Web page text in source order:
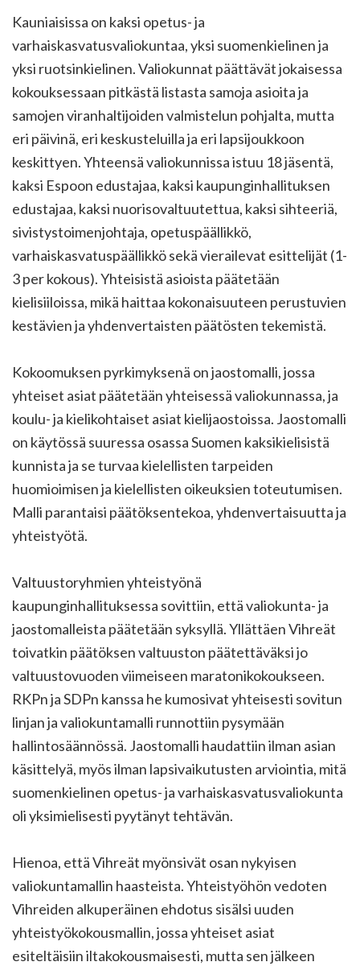
Kauniaisissa on kaksi opetus- ja
varhaiskasvatusvaliokuntaa, yksi suomenkielinen ja
yksi ruotsinkielinen. Valiokunnat päättävät jokaisessa
kokouksessaan pitkästä listasta samoja asioita ja
samojen viranhaltijoiden valmistelun pohjalta, mutta
eri päivinä, eri keskusteluilla ja eri lapsijoukkoon
keskittyen. Yhteensä valiokunnissa istuu 18 jäsentä,
kaksi Espoon edustajaa, kaksi kaupunginhallituksen
edustajaa, kaksi nuorisovaltuutettua, kaksi sihteeriä,
sivistystoimenjohtaja, opetuspäällikkö,
varhaiskasvatuspäällikkö sekä vierailevat esittelijät (1-
3 per kokous). Yhteisistä asioista päätetään
kielisiiloissa, mikä haittaa kokonaisuuteen perustuvien
kestävien ja yhdenvertaisten päätösten tekemistä.
Kokoomuksen pyrkimyksenä on jaostomalli, jossa
yhteiset asiat päätetään yhteisessä valiokunnassa, ja
koulu- ja kielikohtaiset asiat kielijaostoissa. Jaostomalli
on käytössä suuressa osassa Suomen kaksikielisistä
kunnista ja se turvaa kielellisten tarpeiden
huomioimisen ja kielellisten oikeuksien toteutumisen.
Malli parantaisi päätöksentekoa, yhdenvertaisuutta ja
yhteistyötä.
Valtuustoryhmien yhteistyönä
kaupunginhallituksessa sovittiin, että valiokunta- ja
jaostomalleista päätetään syksyllä. Yllättäen Vihreät
toivatkin päätöksen valtuuston päätettäväksi jo
valtuustovuoden viimeiseen maratonikokoukseen.
RKPn ja SDPn kanssa he kumosivat yhteisesti sovitun
linjan ja valiokuntamalli runnottiin pysymään
hallintosäännössä. Jaostomalli haudattiin ilman asian
käsittelyä, myös ilman lapsivaikutusten arviointia, mitä
suomenkielinen opetus- ja varhaiskasvatusvaliokunta
oli yksimielisesti pyytänyt tehtävän.
Hienoa, että Vihreät myönsivät osan nykyisen
valiokuntamallin haasteista. Yhteistyöhön vedoten
Vihreiden alkuperäinen ehdotus sisälsi uuden
yhteistyökokousmallin, jossa yhteiset asiat
esiteltäisiin iltakokousmaisesti, mutta sen jälkeen